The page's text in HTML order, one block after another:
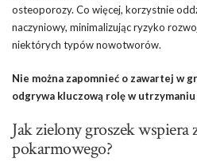
osteoporozy. Co więcej, korzystnie
naczyniowy, minimalizując ryzyko
niektórych typów nowotworów.
Nie można zapomnieć o zawartej w
odgrywa kluczową rolę w
Jak zielony groszek wspiera
pokarmowego?